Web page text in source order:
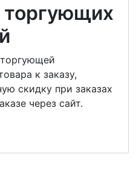
к заказу,
скидку при заказах
через сайт.